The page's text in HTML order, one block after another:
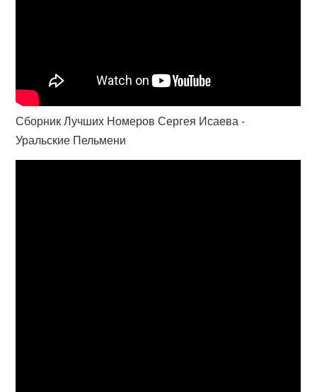
Сборник Лучших Номеров Сергея Исаева -
Уральские Пельмени